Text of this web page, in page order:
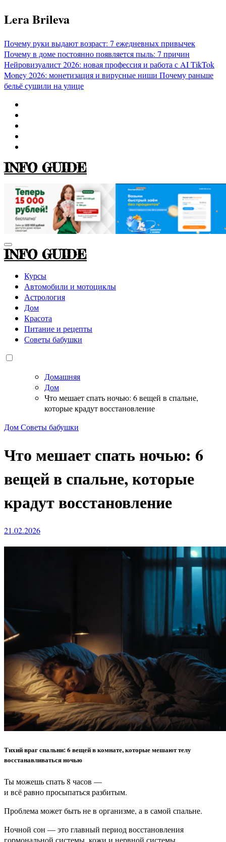
Перейти
к
Lera Brileva
Почему руки выдают возраст: 7 ежедневных привычек
Почему в доме постоянно появляется пыль: 7 причин
Нейровизуалист 2026: новая профессия и работа с AITikTok
Money 2026: монетизация и вирусные ниши Почему раньше
бельё сушили на улице
INFO GUIDE
INFO GUIDE
Курсы
Автомобили и мотоциклы
Астрология
Дом
Красота
Питание и рецепты
Советы бабушки
Домашняя
Дом
Что мешает спать ночью: 6 вещей в спальне,
которые крадут восстановление
ДомСоветы бабушки
Что мешает спать ночью: 6
вещей в спальне, которые
крадут восстановление
21.02.2026
Тихий враг спальни: 6 вещей в комнате, которые мешают телу
восстанавливаться ночью
Ты можешь спать 8 часов —
и всё равно просыпаться разбитым.
Проблема может быть не в организме, а в самой спальне.
Ночной сон — это главный период восстановления
гормональной системы, кожи и нервной системы.